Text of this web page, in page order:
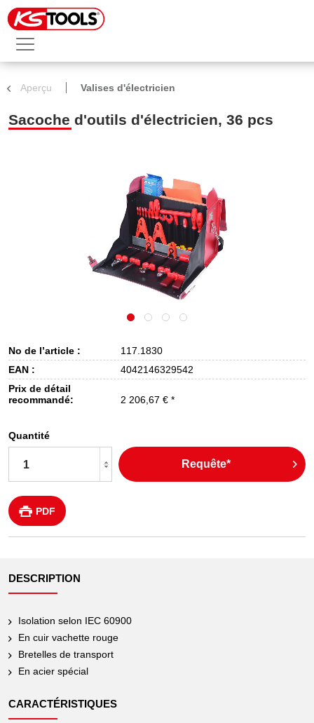
Aperçu Valises d'électricien
Sacoche d'outils d'électricien, 36 pcs
No de l’article :
117.1830
EAN :
4042146329542
Prix de détail
recommandé:
2 206,67 € *
Quantité
Requête*
PDF
DESCRIPTION
Isolation selon IEC 60900
En cuir vachette rouge
Bretelles de transport
En acier spécial
CARACTÉRISTIQUES